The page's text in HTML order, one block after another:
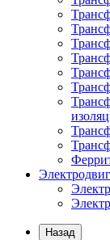
Назад